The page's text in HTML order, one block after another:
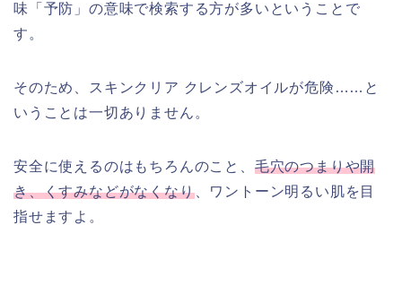
味「予防」の意味で検索する方が多いということで
す。
そのため、スキンクリア クレンズオイルが危険……と
いうことは一切ありません。
安全に使えるのはもちろんのこと、 毛穴のつまりや開
き、くすみなどがなくなり、ワントーン明るい肌を目
指せますよ。